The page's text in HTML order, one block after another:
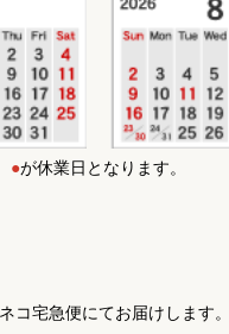
●が休業日となります。
コ宅急便にてお届けします。